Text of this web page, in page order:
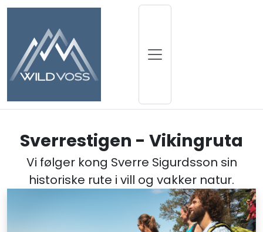
Sverrestigen - Vikingruta
Vi følger kong Sverre Sigurdsson sin
historiske rute i vill og vakker natur.